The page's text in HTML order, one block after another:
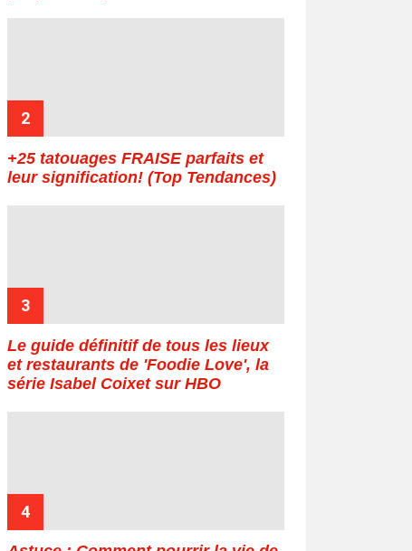
+25 tatouages ​​FRAISE parfaits et
leur signification! (Top Tendances)
Le guide définitif de tous les lieux
et restaurants de 'Foodie Love', la
série Isabel Coixet sur HBO